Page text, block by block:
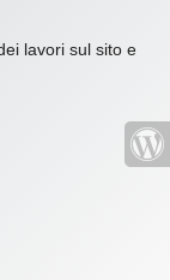
lavori sul sito e